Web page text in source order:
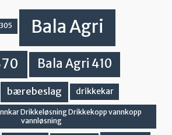
305 Bala Agri
Bala Agri 410
bærebeslag drikkekar
Drikkeløsning Drikkekopp vannkopp
vannløsning